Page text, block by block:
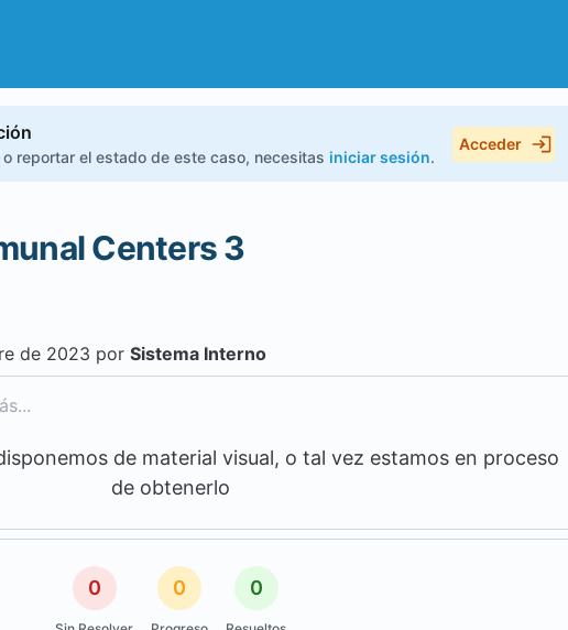
reportar el estado de este caso, necesitas iniciar sesión.
Acceder
Centers 3
de 2023 por Sistema Interno
de material visual, o tal vez estamos en proceso
de obtenerlo
0 0 0